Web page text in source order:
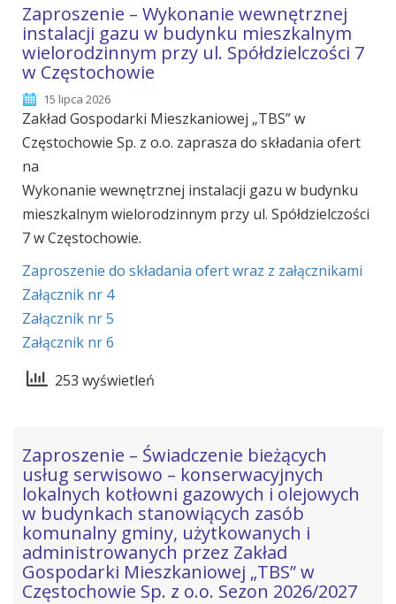
Zaproszenie – Wykonanie wewnętrznej
instalacji gazu w budynku mieszkalnym
wielorodzinnym przy ul. Spółdzielczości 7
w Częstochowie
15 lipca 2026
Zakład Gospodarki Mieszkaniowej „TBS” w
Częstochowie Sp. z o.o. zaprasza do składania ofert
na
Wykonanie wewnętrznej instalacji gazu w budynku
mieszkalnym wielorodzinnym przy ul. Spółdzielczości
7 w Częstochowie.
Zaproszenie do składania ofert wraz z załącznikami
Załącznik nr 4
Załącznik nr 5
Załącznik nr 6
253 wyświetleń
Zaproszenie – Świadczenie bieżących
usług serwisowo – konserwacyjnych
lokalnych kotłowni gazowych i olejowych
w budynkach stanowiących zasób
komunalny gminy, użytkowanych i
administrowanych przez Zakład
Gospodarki Mieszkaniowej „TBS” w
Częstochowie Sp. z o.o. Sezon 2026/2027